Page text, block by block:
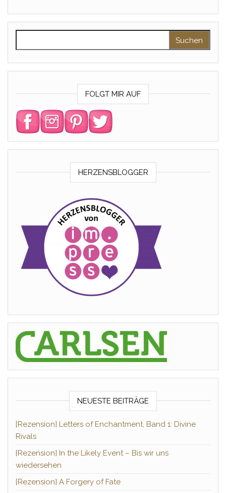
FOLGT MIR AUF
HERZENSBLOGGER
NEUESTE BEITRÄGE
[Rezension] Letters of Enchantment, Band 1: Divine
Rivals
[Rezension] In the Likely Event – Bis wir uns
wiedersehen
[Rezension] A Forgery of Fate